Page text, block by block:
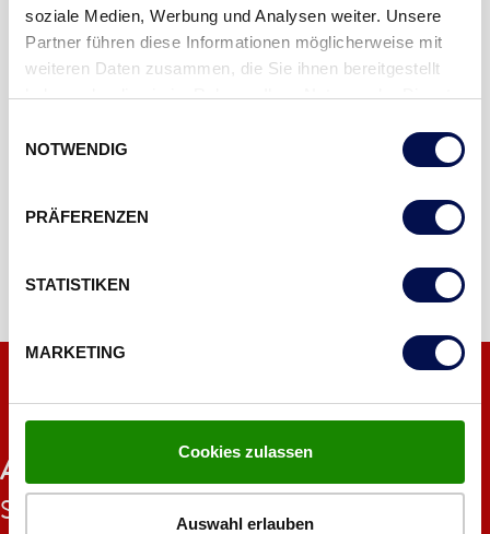
soziale Medien, Werbung und Analysen weiter. Unsere
Partner führen diese Informationen möglicherweise mit
weiteren Daten zusammen, die Sie ihnen bereitgestellt
haben oder die sie im Rahmen Ihrer Nutzung der Dienste
NOTWENDIG
PRÄFERENZEN
STATISTIKEN
MARKETING
Cookies zulassen
Auswahl erlauben
DANA SCHAURÄUME
AUF. ZU.
Schauraum!